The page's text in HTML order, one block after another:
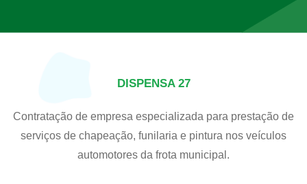
DISPENSA 27
Contratação de empresa especializada para prestação de
serviços de chapeação, funilaria e pintura nos veículos
automotores da frota municipal.